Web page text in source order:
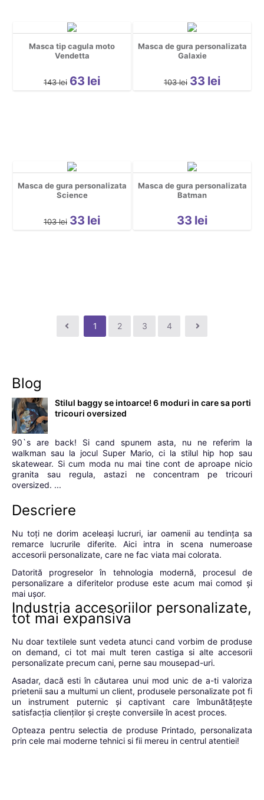
Masca tip cagula moto
Vendetta
143 lei 63 lei
Masca de gura personalizata
Galaxie
103 lei 33 lei
Masca de gura personalizata
Science
103 lei 33 lei
Masca de gura personalizata
Batman
33 lei
1 2 3 4
Blog
Stilul baggy se intoarce! 6 moduri in care sa porti
tricouri oversized
90`s are back! Si cand spunem asta, nu ne referim la
walkman sau la jocul Super Mario, ci la stilul hip hop sau
skatewear. Si cum moda nu mai tine cont de aproape nicio
granita sau regula, astazi ne concentram pe tricouri
oversized. ...
Descriere
Nu toți ne dorim aceleași lucruri, iar oamenii au tendința sa
remarce lucrurile diferite. Aici intra in scena numeroase
accesorii personalizate, care ne fac viata mai colorata.
Datorită progreselor în tehnologia modernă, procesul de
personalizare a diferitelor produse este acum mai comod și
mai ușor.
Industria accesoriilor personalizate,
tot mai expansiva
Nu doar textilele sunt vedeta atunci cand vorbim de produse
on demand, ci tot mai mult teren castiga si alte accesorii
personalizate precum cani, perne sau mousepad-uri.
Asadar, dacă esti în căutarea unui mod unic de a-ti valoriza
prietenii sau a multumi un client, produsele personalizate pot fi
un instrument puternic și captivant care îmbunătățește
satisfacția clienților și crește conversiile în acest proces.
Opteaza pentru selectia de produse Printado, personalizata
prin cele mai moderne tehnici si fii mereu in centrul atentiei!